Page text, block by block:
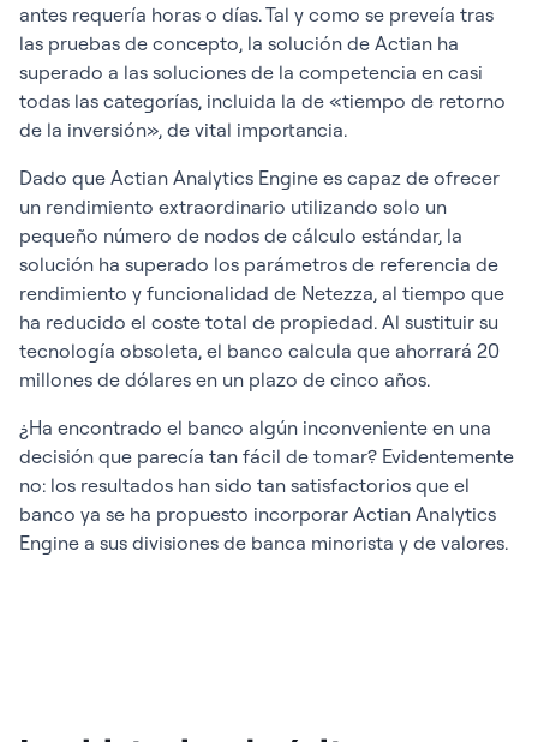
antes requería horas o días. Tal y como se preveía tras
las pruebas de concepto, la solución de Actian ha
superado a las soluciones de la competencia en casi
todas las categorías, incluida la de «tiempo de retorno
de la inversión», de vital importancia.
Dado que Actian Analytics Engine es capaz de ofrecer
un rendimiento extraordinario utilizando solo un
pequeño número de nodos de cálculo estándar, la
solución ha superado los parámetros de referencia de
rendimiento y funcionalidad de Netezza, al tiempo que
ha reducido el coste total de propiedad. Al sustituir su
tecnología obsoleta, el banco calcula que ahorrará 20
millones de dólares en un plazo de cinco años.
¿Ha encontrado el banco algún inconveniente en una
decisión que parecía tan fácil de tomar? Evidentemente
no: los resultados han sido tan satisfactorios que el
banco ya se ha propuesto incorporar Actian Analytics
Engine a sus divisiones de banca minorista y de valores.